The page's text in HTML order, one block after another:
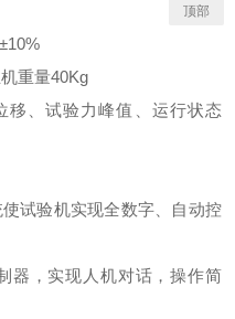
重量40Kg
移、试验力峰值、运行状态
试验机实现全数字、自动控
器，实现人机对话，操作简
顶部